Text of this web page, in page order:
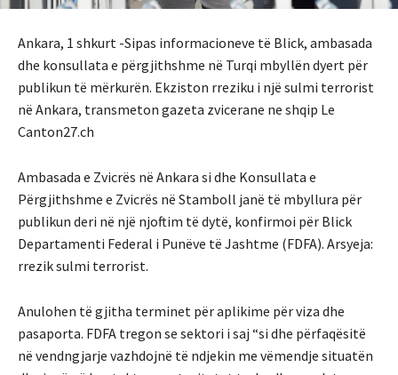
Ankara, 1 shkurt -Sipas informacioneve të Blick, ambasada
dhe konsullata e përgjithshme në Turqi mbyllën dyert për
publikun të mërkurën. Ekziston rreziku i një sulmi terrorist
në Ankara, transmeton gazeta zvicerane ne shqip Le
Canton27.ch
Ambasada e Zvicrës në Ankara si dhe Konsullata e
Përgjithshme e Zvicrës në Stamboll janë të mbyllura për
publikun deri në një njoftim të dytë, konfirmoi për Blick
Departamenti Federal i Punëve të Jashtme (FDFA). Arsyeja:
rrezik sulmi terrorist.
Anulohen të gjitha terminet për aplikime për viza dhe
pasaporta. FDFA tregon se sektori i saj “si dhe përfaqësitë
në vendngjarje vazhdojnë të ndjekin me vëmendje situatën